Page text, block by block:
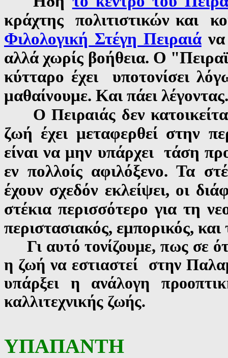
κράχτης πολιτιστικών και
Φιλολογική Στέγη Πειραιάνα
αλλά χωρίς βοήθεια. Ο
κύτταρο έχει υποτονίσει
μαθαίνουμε. Και πάει λέγοντας.
Ο Πειραιάς δεν
ζωή έχει μεταφερθεί στην
είναι να μην υπάρχει τάση
εν πολλοίς αφιλόξενο. Τα
έχουν σχεδόν εκλείψει, οι
στέκια περισσότερο για τη
περιστασιακός, εμπορικός,
Γι αυτό τονίζουμε, πως σε
η ζωή να εστιαστεί στην
υπάρξει η ανάλογη
καλλιτεχνικής ζωής.
ΥΠΑΠΑΝΤΗ